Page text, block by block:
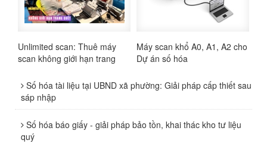
Unlimited scan: Thuê máy
scan không giới hạn trang
Máy scan khổ A0, A1, A2 cho
Dự án số hóa
Số hóa tài liệu tại UBND xã phường: Giải pháp cấp thiết sau
sáp nhập
Số hóa báo giấy - giải pháp bảo tồn, khai thác kho tư liệu
quý